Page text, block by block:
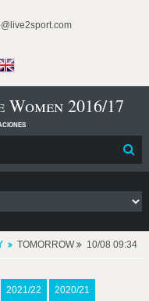
2016/17
TOMORROW 10/08 09:34
2021/22 2020/21